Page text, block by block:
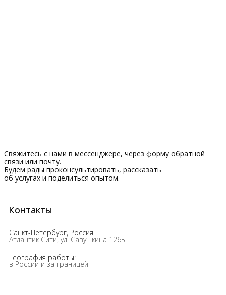
Свяжитесь с нами в мессенджере, через форму обратной
связи или почту.
Будем рады проконсультировать, рассказать
об услугах и поделиться опытом.
Контакты
Санкт-Петербург, Россия
Атлантик Сити, ул. Савушкина 126Б
География работы:
в России и за границей